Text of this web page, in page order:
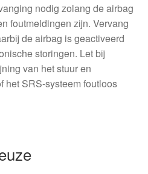
nodig zolang de airbag
foutmeldingen zijn. Vervang
de airbag is geactiveerd
storingen. Let bij
van het stuur en
het SRS-systeem foutloos